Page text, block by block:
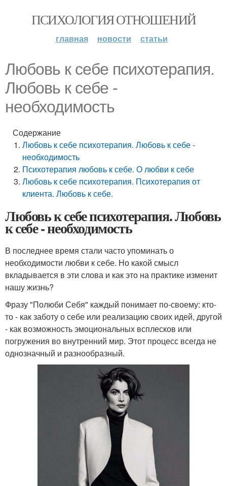
ПСИХОЛОГИЯ ОТНОШЕНИЙ
главная новости статьи
Любовь к себе психотерапия.
Любовь к себе -
необходимость
Содержание
Любовь к себе психотерапия. Любовь к себе -
необходимость
Психотерапия любовь к себе. О любви к себе
Любовь к себе психотерапия. Психотерапия от
клиента. Любовь к себе.
Любовь к себе психотерапия. Любовь
к себе - необходимость
В последнее время стали часто упоминать о
необходимости любви к себе. Но какой смысл
вкладывается в эти слова и как это на практике изменит
нашу жизнь?
Фразу "Полюби Себя" каждый понимает по-своему: кто-
то - как заботу о себе или реализацию своих идей, другой
- как возможность эмоциональных всплесков или
погружения во внутренний мир. Этот процесс всегда не
однозначный и разнообразный.